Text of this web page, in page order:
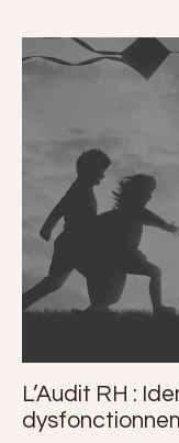
L’Audit RH :